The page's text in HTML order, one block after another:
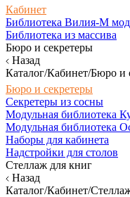
Кабинет
Библиотека Вилия-М
Библиотека из массива
Бюро и секретеры
Назад
Каталог/Кабинет/Бюро и
Бюро и секретеры
Секретеры из сосны
Модульная библиотека
Модульная библиотека
Наборы для кабинета
Надстройки для столов
Стеллаж для книг
Назад
Каталог/Кабинет/